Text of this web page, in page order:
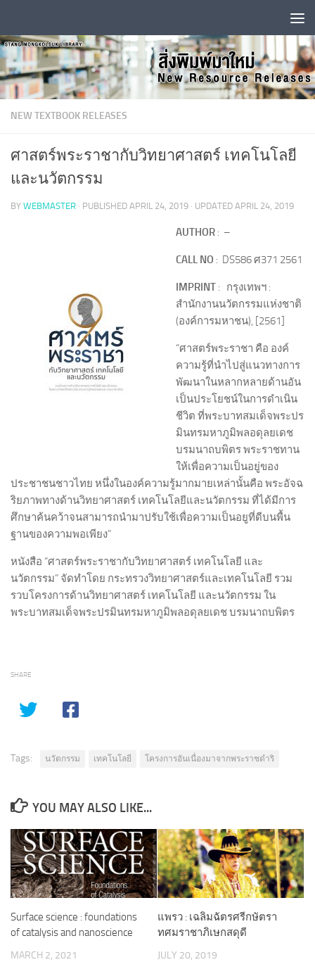
NEW TEXTBOOK RELEASES
ศาสตร์พระราชากับวิทยาศาสตร์ เทคโนโลยี
และนวัตกรรม
BY WEBMASTER · PUBLISHED APRIL 24, 2019 · UPDATED APRIL 24, 2019
AUTHOR : –
CALL NO : DS586 ศ371 2561
IMPRINT : กรุงเทพฯ :
สำนักงานนวัตกรรมแห่งชาติ
(องค์การมหาชน), [2561]
“ศาสตร์พระราชา คือ องค์
ความรู้ที่นำไปสู่แนวทางการ
พัฒนาในหลากหลายด้านอัน
เป็นประโยชน์ในการดำเนิน
ชีวิต ที่พระบาทสมเด็จพระปร
มินทรมหาภูมิพลอดุลยเดช
บรมนาถบพิตร พระราชทาน
ให้เพื่อความเป็นอยู่ของ
ประชาชนชาวไทย หนึ่งในองค์ความรู้มากมายเหล่านั้นคือ พระอัจฉ
ริยภาพทางด้านวิทยาศาสตร์ เทคโนโลยีและนวัตกรรม ที่ได้มีการ
ศึกษาค้นคว้าจนสามารถนำมาปรับใช้เพื่อความเป็นอยูที่ดีบนพื้น
ฐานของความพอเพียง”
หนังสือ “ศาสตร์พระราชากับวิทยาศาสตร์ เทคโนโลยี และ
นวัตกรรม” จัดทำโดย กระทรวงวิทยาศาสตร์และเทคโนโลยี รวม
รวบโครงการด้านวิทยาศาสตร์ เทคโนโลยี และนวัตกรรม ใน
พระบาทสมเด็จพระปรมินทรมหาภูมิพลอดุลยเดช บรมนาถบพิตร
SHARE
Tags: นวัตกรรม เทคโนโลยี โครงการอันเนื่องมาจากพระราชดำริ
YOU MAY ALSO LIKE...
Surface science : foundations
of catalysis and nanoscience
MARCH 2, 2021
แพรว : เฉลิมฉัตรศรีกษัตรา
ทศมราชาภิเษกสดุดี
JULY 20, 2019